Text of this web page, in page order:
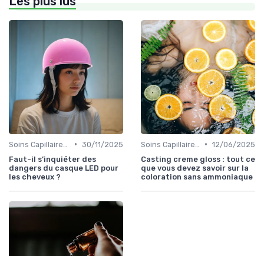
• 30/11/2025
Faut-il s’inquiéter des
dangers du casque LED pour
les cheveux ?
• 12/06/2025
Casting creme gloss : tout ce
que vous devez savoir sur la
coloration sans ammoniaque